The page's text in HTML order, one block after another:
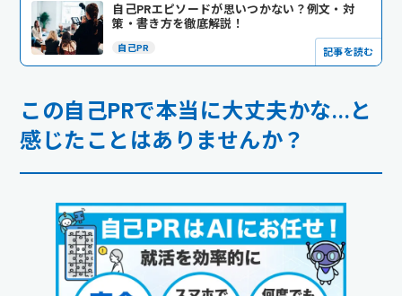
自己PRエピソードが思いつかない？例文・対
策・書き方を徹底解説！
自己PR 記事を読む
この自己PRで本当に大丈夫かな…と
感じたことはありませんか？